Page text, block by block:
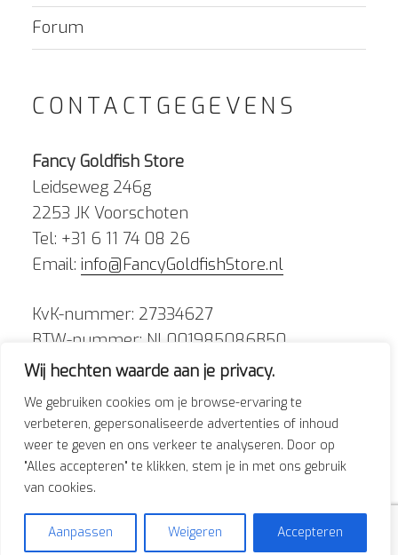
Wij hechten waarde aan je privacy.
We gebruiken cookies om je browse-ervaring te
verbeteren, gepersonaliseerde advertenties of inhoud
weer te geven en ons verkeer te analyseren. Door op
"Alles accepteren" te klikken, stem je in met ons gebruik
van cookies.
Aanpassen Weigeren Accepteren
Forum
CONTACTGEGEVENS
Fancy Goldfish Store
Leidseweg 246g
2253 JK Voorschoten
Tel: +31 6 11 74 08 26
Email: info@FancyGoldfishStore.nl
KvK-nummer: 27334627
BTW-nummer: NL001985086B50
FacebookInstagram